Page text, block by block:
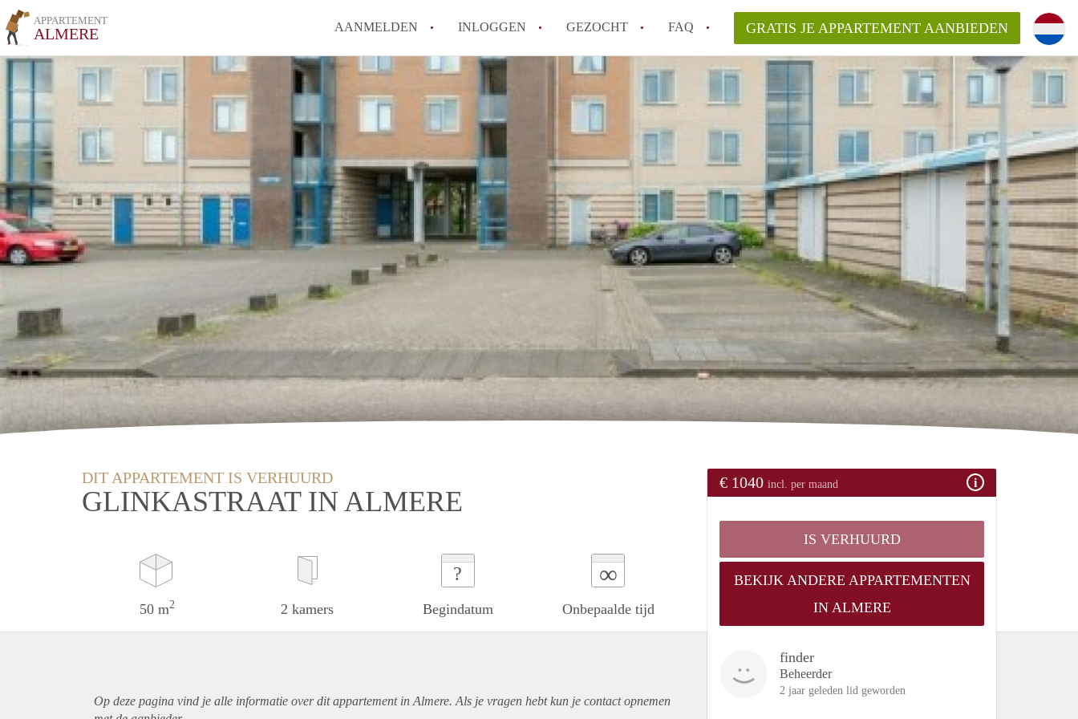
APPARTEMENT
ALMERE AANMELDEN INLOGGEN GEZOCHT FAQ
How to translate AppartementAlmere!
Wat is AppartementAlmere?
Hoeveel kost het om te reageren op een Appartement in Almere?
Wat is de privacyverklaring van AppartementAlmere?
Berekent AppartementAlmere
makelaarsvergoeding/bemiddelingsvergoeding?
Alle veelgestelde vragen
GRATIS JE APPARTEMENT AANBIEDEN
DIT APPARTEMENT IS VERHUURD
GLINKASTRAAT IN ALMERE
50 m2 2 kamers
?
Begindatum
∞
Onbepaalde tijd
€ 1040 incl. per maand
IS VERHUURD
BEKIJK ANDERE APPARTEMENTEN
IN ALMERE
finder
Beheerder
2 jaar geleden lid geworden
Op deze pagina vind je alle informatie over ditappartementin Almere. Als je vragen hebt kun je contact opnemen